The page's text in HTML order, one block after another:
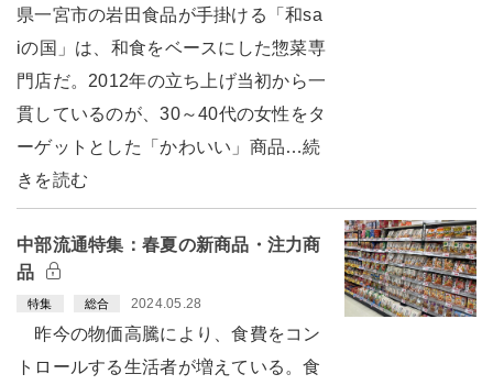
県一宮市の岩田食品が手掛ける「和sa
iの国」は、和食をベースにした惣菜専
門店だ。2012年の立ち上げ当初から一
貫しているのが、30～40代の女性をタ
ーゲットとした「かわいい」商品…続
きを読む
中部流通特集：春夏の新商品・注力商
品
特集 総合 2024.05.28
昨今の物価高騰により、食費をコン
トロールする生活者が増えている。食